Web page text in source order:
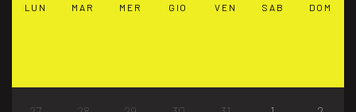
LUN MAR MER GIO VEN SAB DOM